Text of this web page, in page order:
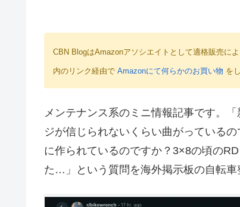
CBN BlogはAmazonアソシエイトとして適格販売に
内のリンク経由で Amazonにて何らかのお買い物 を
メンテナンス系のミニ情報記事です。
ジが信じられないくらい曲がっている
に作られているのですか？3×8の頃の
た…」という質問を海外掲示板の自転車